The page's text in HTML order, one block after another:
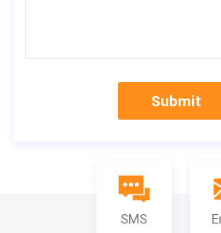
30000
Q: Sind Sie eine Fabrik oder
Submit
SMS